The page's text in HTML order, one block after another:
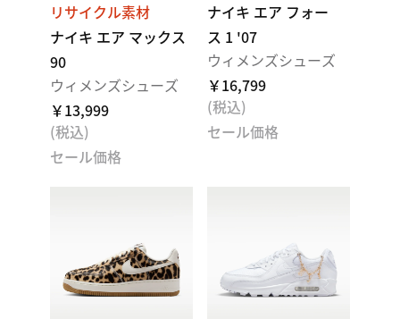
リサイクル素材
ナイキ エア マックス
90
ウィメンズシューズ
￥13,999
(税込)
セール価格
ナイキ エア フォー
ス 1 '07
ウィメンズシューズ
￥16,799
(税込)
セール価格